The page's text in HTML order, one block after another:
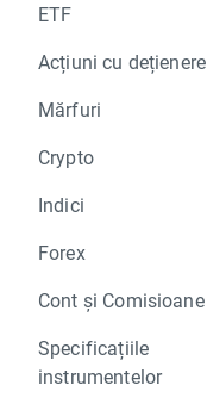
ETF
Acțiuni cu dețienere
Mărfuri
Crypto
Indici
Forex
Cont și Comisioane
Specificațiile
instrumentelor